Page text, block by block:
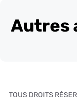
Autres
TOUS DROITS